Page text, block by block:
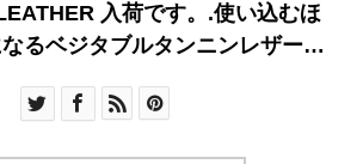
入荷です。.使い込むほ
るベジタブルタンニンレザー。
カードケース、キーケースの4種